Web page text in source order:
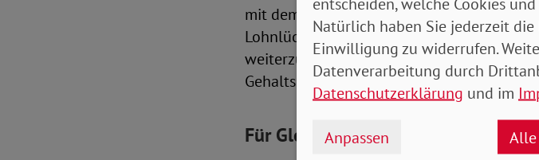
mit dem SoVD kritsierte sie die - auch im
Lohnlücke in Deutschland und kündigte
weiterzuentwickeln. Frauen soll es damit
Gehaltsdifferenzen gegenüber ihren
Für Gleichstellung Reformen nötig
Natürlich haben Sie jederzeit
Einwilligung zu widerrufen.
Datenverarbeitung durch
Datenschutzerklärung und im
Anpassen